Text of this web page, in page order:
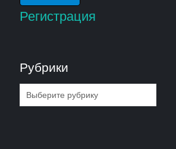
Регистрация
Рубрики
Рубрики